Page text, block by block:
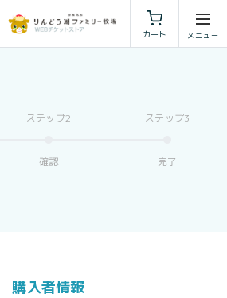
カート
特定商取引法に基づく表示
確認 完了
購入者情報